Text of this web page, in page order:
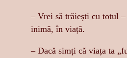
– Vrei să trăiești cu totul
inimă, în viață.
– Dacă simți că viața ta